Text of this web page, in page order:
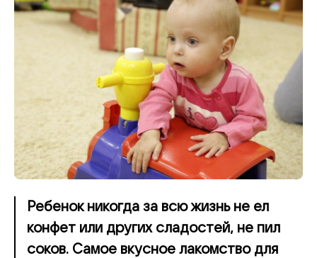
Ребенок никогда за всю жизнь не ел
конфет или других сладостей, не пил
соков. Самое вкусное лакомство для